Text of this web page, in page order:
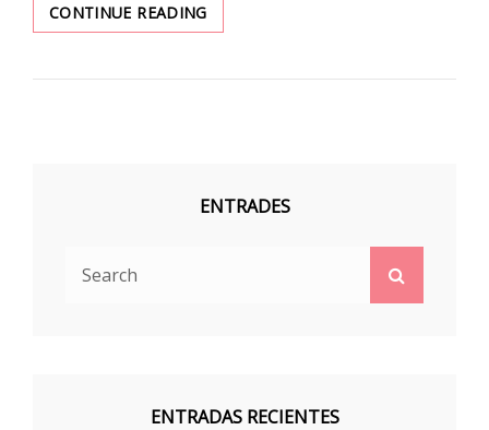
CONTINUE READINGPOLSERES
EN
DE
ENTRADES
ENTRADAS RECIENTES